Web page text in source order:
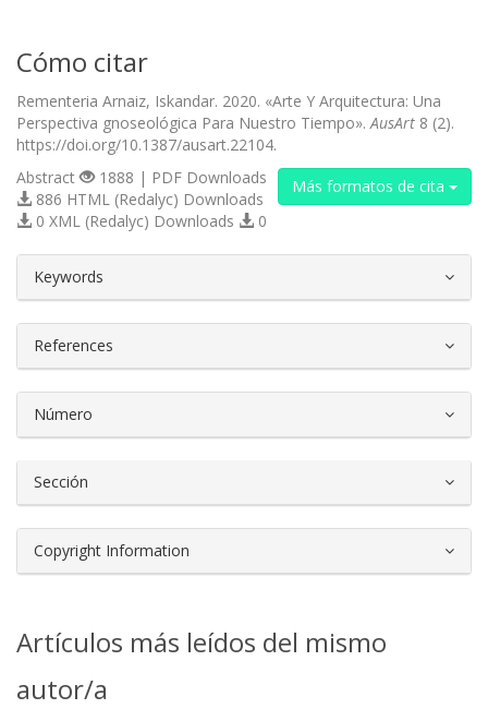
Cómo citar
Rementeria Arnaiz, Iskandar. 2020. «Arte Y Arquitectura: Una
Perspectiva gnoseológica Para Nuestro Tiempo». AusArt 8 (2).
https://doi.org/10.1387/ausart.22104.
Más formatos de cita
Abstract
1888 | PDF Downloads
886 HTML (Redalyc) Downloads
0 XML (Redalyc) Downloads
0
Keywords
References
Número
Sección
Copyright Information
Artículos más leídos del mismo
autor/a